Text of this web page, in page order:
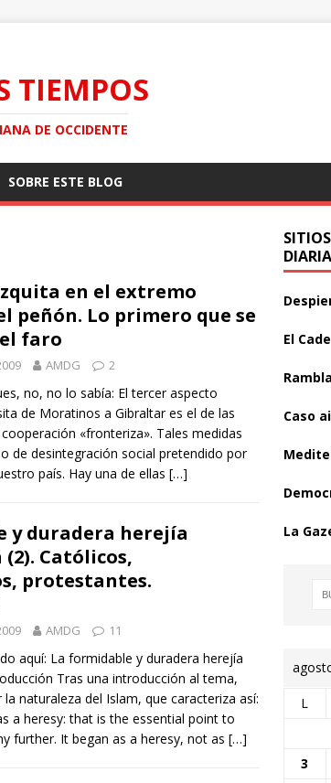
TIEMPOS
DE OCCIDENTE
SOBRE ESTE BLOG
en el extremo
peñón. Lo primero que se
faro
AMDG 2
no, no lo sabía: El tercer aspecto
de Moratinos a Gibraltar es el de las
«fronteriza». Tales medidas
de desintegración social pretendido por
país. Hay una de ellas […]
y duradera herejía
Católicos,
protestantes.
AMDG 11
aquí: La formidable y duradera herejía
Tras una introducción al tema,
naturaleza del Islam, que caracteriza así:
a heresy: that is the essential point to
further. It began as a heresy, not as […]
El
Caso
La
L
3